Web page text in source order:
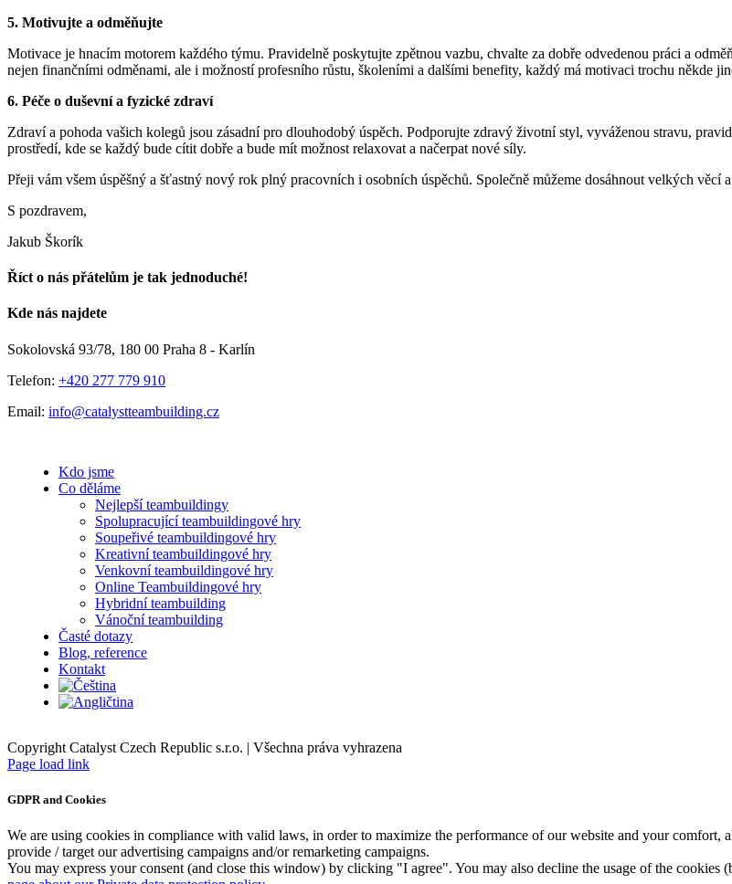
5. Motivujte a odměňujte
Motivace je hnacím motorem každého týmu. Pravidelně poskytujte zpětnou vazbu, chvalte za dobře odvedenou práci a
nejen finančními odměnami, ale i možností profesního růstu, školeními a dalšími benefity, každý má motivaci trochu někde
6. Péče o duševní a fyzické zdraví
Zdraví a pohoda vašich kolegů jsou zásadní pro dlouhodobý úspěch. Podporujte zdravý životní styl, vyváženou stravu,
prostředí, kde se každý bude cítit dobře a bude mít možnost relaxovat a načerpat nové síly.
Přeji vám všem úspěšný a šťastný nový rok plný pracovních i osobních úspěchů. Společně můžeme dosáhnout velkých věcí
S pozdravem,
Jakub Škorík
Říct o nás přátelům je tak jednoduché!
Facebook
E-
Kde nás najdete
Sokolovská 93/78, 180 00 Praha 8 - Karlín
Telefon: +420 277 779 910
Email: info@catalystteambuilding.cz
Kdo jsme
Co děláme
Nejlepší teambuildingy
Spolupracující teambuildingové hry
Soupeřivé teambuildingové hry
Kreativní teambuildingové hry
Venkovní teambuildingové hry
Online Teambuildingové hry
Hybridní teambuilding
Vánoční teambuilding
Časté dotazy
Blog, reference
Kontakt
Copyright Catalyst Czech Republic s.r.o. | Všechna práva vyhrazena
Facebook
Instagram
Page load link
GDPR and Cookies
We are using cookies in compliance with valid laws, in order to maximize the performance of our website and your
provide / target our advertising campaigns and/or remarketing campaigns.
You may express your consent (and close this window) by clicking "I agree". You may also decline the usage of the